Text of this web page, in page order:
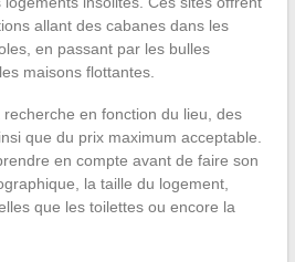
allant des cabanes dans les
en passant par les bulles
maisons flottantes.
en fonction du lieu, des
que du prix maximum acceptable.
en compte avant de faire son
la taille du logement,
que les toilettes ou encore la